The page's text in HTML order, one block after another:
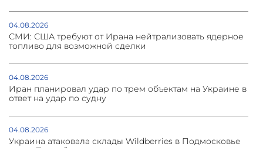
04.08.2026
СМИ: США требуют от Ирана нейтрализовать ядерное
топливо для возможной сделки
04.08.2026
Иран планировал удар по трем объектам на Украине в
ответ на удар по судну
04.08.2026
Украина атаковала склады Wildberries в Подмосковье
и под Петербургом